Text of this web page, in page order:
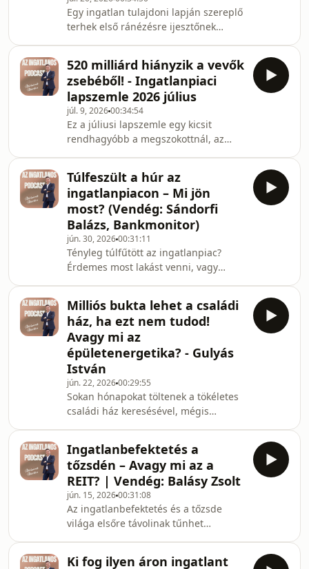
jövedelem felépítéséről és arról, hogy
mennyire reális ma Magyarországon
a FIRE életmód.A videóban választ
kapsz többek kö
Egy ingatlan tulajdoni lapján szereplő
terhek első ránézésre ijesztőnek
végigvesszük, mit jelentenek a
leggyakoribb bejegyzések, melyekre
kell igazán odafigyelni, és melyek
azok, amelyek megfelelő
körültekintéssel biztonságosan
kezelhetők.Ha ingatlant vásárolsz,
eladsz vagy egyszerűen szeretnéd
megérteni a tulajdoni lapot, ez a
520 milliárd hiányzik a vevők
zsebéből! - Ingatlanpiaci
lapszemle 2026 július
júl. 9, 202600:34:54
Ez a júliusi lapszemle egy kicsit
rendhagyóbb a megszokottnál, az
előző hónapokban, de ez nem jelenti
azt, hogy ne lenne miről beszélni.A
videóban végigvesszük azokat a
híreket és piaci folyamatokat, amelyek
most igazán fontosak. Külön
foglalkozunk azzal, hogy mit jelent az
a hír, miszerint 520 milliárd forinttal
kevesebb pénz va
Túlfeszült a húr az
ingatlanpiacon – Mi jön
most? (Vendég: Sándorfi
Balázs, Bankmonitor)
jún. 30, 202600:31:11
Tényleg túlfűtött az ingatlanpiac?
Érdemes most lakást venni, vagy
hitelpiac. Ebben az epizódban
Sándorfi Balázzsal, a Bankmonitor
szakértőjével őszintén beszélgetünk
arról, mi mozgatja ma az
ingatlanpiacot, milyen hibákat
követnek el a hitelfelvevők, és hogyan
lehet hosszú távon jó pénzügyi
döntést hozni.Akár első lakásodat ke
Milliós bukta lehet a családi
ház, ha ezt nem tudod!
Avagy mi az
épületenergetika? - Gulyás
István
jún. 22, 202600:29:55
Sokan hónapokat töltenek a tökéletes
családi ház keresésével, mégis
energetikai állapotát. Egy rossz
döntés akár milliós többletköltséget,
váratlan felújításokat és magas
rezsiszámlákat eredményezhet.Ebben
az adásban vendégem Gulyás István
építészmérnök, a Magyar Családi Ház
Tulajdonosok Egyesületének elnöke és
energiahatékonysági s
Ingatlanbefektetés a
tőzsdén – Avagy mi az a
REIT? | Vendég: Balásy Zsolt
jún. 15, 202600:31:08
Az ingatlanbefektetés és a tőzsde
világa elsőre távolinak tűnhet
Ki fog ilyen áron ingatlant